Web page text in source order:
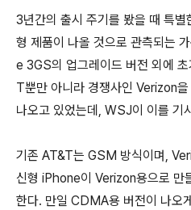
3년간의 출시 주기를 봤을 때 특별
형 제품이 나올 것으로 관측되는
e 3GS의 업그레이드 버전 외에
T뿐만 아니라 경쟁사인 Verizon
나오고 있었는데, WSJ이 이를 기
기존 AT&T는 GSM 방식이며,
신형 iPhone이 Verizon용으로 만
한다. 만일 CDMA용 버전이 나오